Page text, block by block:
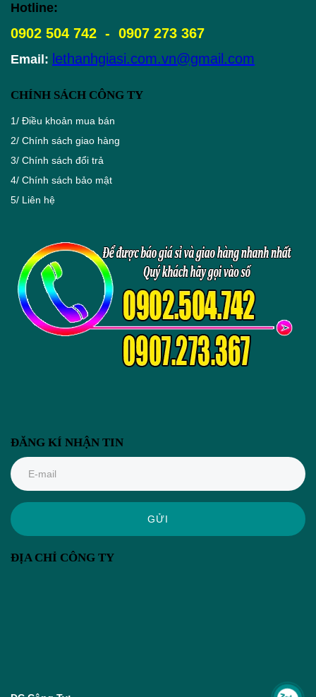
Hotline:
0902 504 742 - 0907 273 367
Email: lethanhgiasi.com.vn@gmail.com
CHÍNH SÁCH CÔNG TY
1/ Điều khoản mua bán
2/ Chính sách giao hàng
3/ Chính sách đổi trả
4/ Chính sách bảo mật
5/ Liên hệ
ĐĂNG KÍ NHẬN TIN
GỬI
ĐỊA CHỈ CÔNG TY